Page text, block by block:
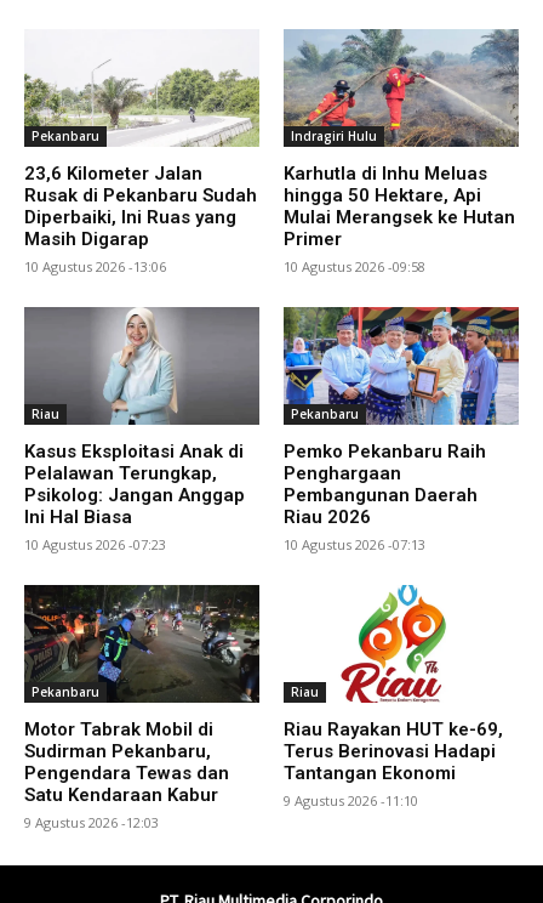
Pekanbaru
23,6 Kilometer Jalan
Rusak di Pekanbaru Sudah
Diperbaiki, Ini Ruas yang
Masih Digarap
10 Agustus 2026 -13:06
Indragiri Hulu
Karhutla di Inhu Meluas
hingga 50 Hektare, Api
Mulai Merangsek ke Hutan
Primer
10 Agustus 2026 -09:58
Riau
Kasus Eksploitasi Anak di
Pelalawan Terungkap,
Psikolog: Jangan Anggap
Ini Hal Biasa
10 Agustus 2026 -07:23
Pekanbaru
Pemko Pekanbaru Raih
Penghargaan
Pembangunan Daerah
Riau 2026
10 Agustus 2026 -07:13
Pekanbaru
Motor Tabrak Mobil di
Sudirman Pekanbaru,
Pengendara Tewas dan
Satu Kendaraan Kabur
9 Agustus 2026 -12:03
Riau
Riau Rayakan HUT ke-69,
Terus Berinovasi Hadapi
Tantangan Ekonomi
9 Agustus 2026 -11:10